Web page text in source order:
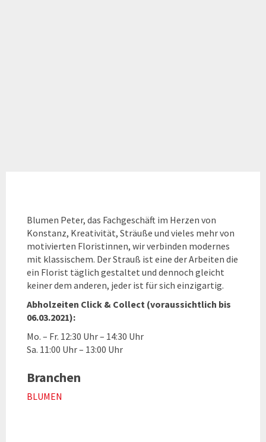
Blumen Peter, das Fachgeschäft im Herzen von
Konstanz, Kreativität, Sträuße und vieles mehr von
motivierten Floristinnen, wir verbinden modernes
mit klassischem. Der Strauß ist eine der Arbeiten die
ein Florist täglich gestaltet und dennoch gleicht
keiner dem anderen, jeder ist für sich einzigartig.
Abholzeiten Click & Collect (voraussichtlich bis
06.03.2021):
Mo. – Fr. 12:30 Uhr – 14:30 Uhr
Sa. 11:00 Uhr – 13:00 Uhr
Branchen
BLUMEN